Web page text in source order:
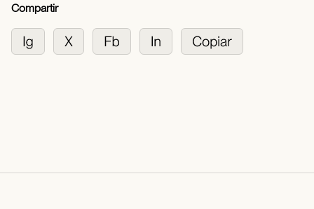
Compartir